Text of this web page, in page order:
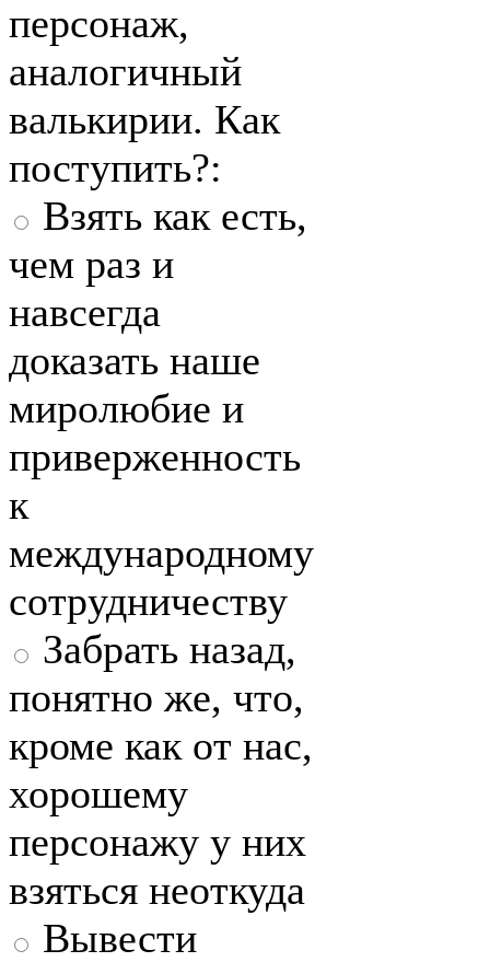
персонаж,
аналогичный
валькирии. Как
поступить?:
Взять как есть,
чем раз и
навсегда
доказать наше
миролюбие и
приверженность
к
международному
сотрудничеству
Забрать назад,
понятно же, что,
кроме как от нас,
хорошему
персонажу у них
взяться неоткуда
Вывести